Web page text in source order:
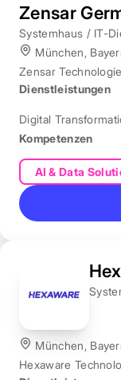
Zensar
Systemhaus / IT-
München,
Zensar
Dienstleistungen
Digital
Kompetenzen
AI & Data
München,
Hexaware